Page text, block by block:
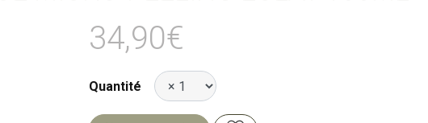
34,90€
Quantité